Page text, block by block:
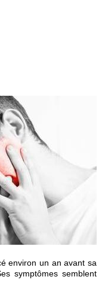
environ un an avant sa
symptômes semblent